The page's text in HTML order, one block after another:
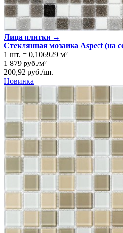
Лица плитки →
Стеклянная мозаика Aspect (на
1 шт. = 0,106929 м²
1 879 руб./м²
200,92 руб./шт.
Новинка